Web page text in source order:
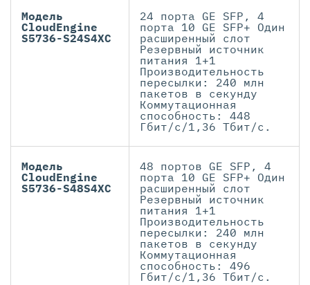
Модель
CloudEngine
S5736-S24S4XC
24 порта GE SFP, 4
порта 10 GE SFP+ Один
расширенный слот
Резервный источник
питания 1+1
Производительность
пересылки: 240 млн
пакетов в секунду
Коммутационная
способность: 448
Гбит/с/1,36 Тбит/с.
Модель
CloudEngine
S5736-S48S4XC
48 портов GE SFP, 4
порта 10 GE SFP+ Один
расширенный слот
Резервный источник
питания 1+1
Производительность
пересылки: 240 млн
пакетов в секунду
Коммутационная
способность: 496
Гбит/с/1,36 Тбит/с.